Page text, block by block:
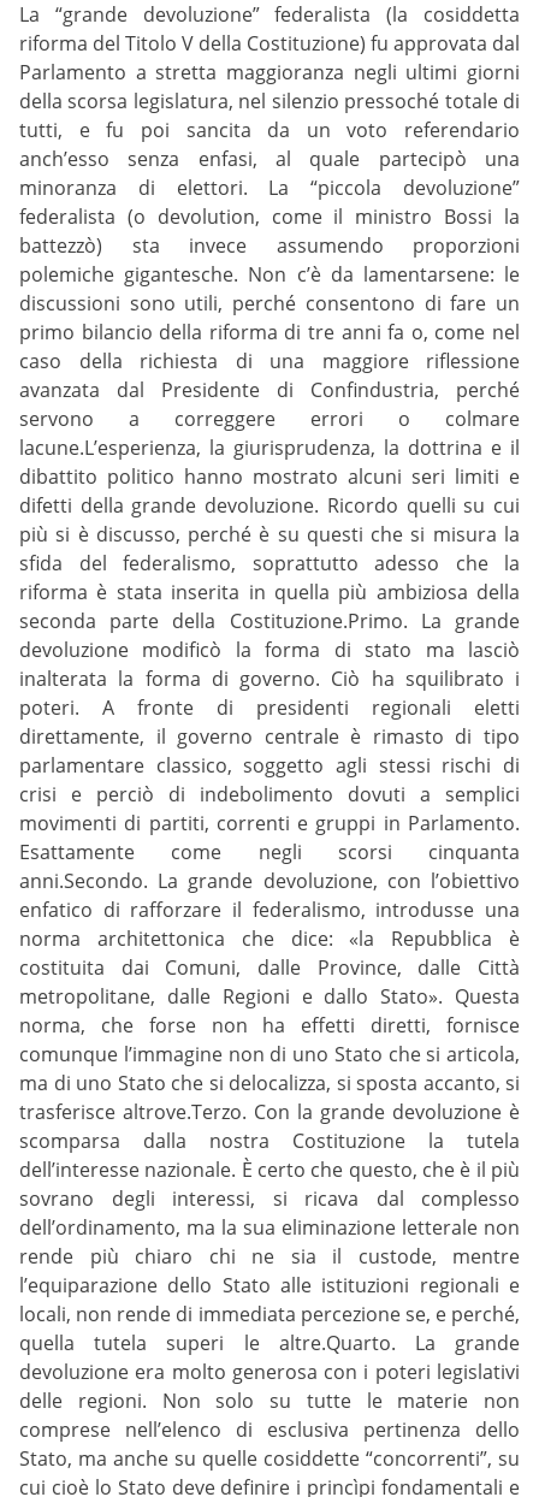
La “grande devoluzione” federalista (la cosiddetta
riforma del Titolo V della Costituzione) fu approvata dal
Parlamento a stretta maggioranza negli ultimi giorni
della scorsa legislatura, nel silenzio pressoché totale di
tutti, e fu poi sancita da un voto referendario
anch’esso senza enfasi, al quale partecipò una
minoranza di elettori. La “piccola devoluzione”
federalista (o devolution, come il ministro Bossi la
battezzò) sta invece assumendo proporzioni
polemiche gigantesche. Non c’è da lamentarsene: le
discussioni sono utili, perché consentono di fare un
primo bilancio della riforma di tre anni fa o, come nel
caso della richiesta di una maggiore riflessione
avanzata dal Presidente di Confindustria, perché
servono a correggere errori o colmare
lacune.L’esperienza, la giurisprudenza, la dottrina e il
dibattito politico hanno mostrato alcuni seri limiti e
difetti della grande devoluzione. Ricordo quelli su cui
più si è discusso, perché è su questi che si misura la
sfida del federalismo, soprattutto adesso che la
riforma è stata inserita in quella più ambiziosa della
seconda parte della Costituzione.Primo. La grande
devoluzione modificò la forma di stato ma lasciò
inalterata la forma di governo. Ciò ha squilibrato i
poteri. A fronte di presidenti regionali eletti
direttamente, il governo centrale è rimasto di tipo
parlamentare classico, soggetto agli stessi rischi di
crisi e perciò di indebolimento dovuti a semplici
movimenti di partiti, correnti e gruppi in Parlamento.
Esattamente come negli scorsi cinquanta
anni.Secondo. La grande devoluzione, con l’obiettivo
enfatico di rafforzare il federalismo, introdusse una
norma architettonica che dice: «la Repubblica è
costituita dai Comuni, dalle Province, dalle Città
metropolitane, dalle Regioni e dallo Stato». Questa
norma, che forse non ha effetti diretti, fornisce
comunque l’immagine non di uno Stato che si articola,
ma di uno Stato che si delocalizza, si sposta accanto, si
trasferisce altrove.Terzo. Con la grande devoluzione è
scomparsa dalla nostra Costituzione la tutela
dell’interesse nazionale. È certo che questo, che è il più
sovrano degli interessi, si ricava dal complesso
dell’ordinamento, ma la sua eliminazione letterale non
rende più chiaro chi ne sia il custode, mentre
l’equiparazione dello Stato alle istituzioni regionali e
locali, non rende di immediata percezione se, e perché,
quella tutela superi le altre.Quarto. La grande
devoluzione era molto generosa con i poteri legislativi
delle regioni. Non solo su tutte le materie non
comprese nell’elenco di esclusiva pertinenza dello
Stato, ma anche su quelle cosiddette “concorrenti”, su
cui cioè lo Stato deve definire i princìpi fondamentali e